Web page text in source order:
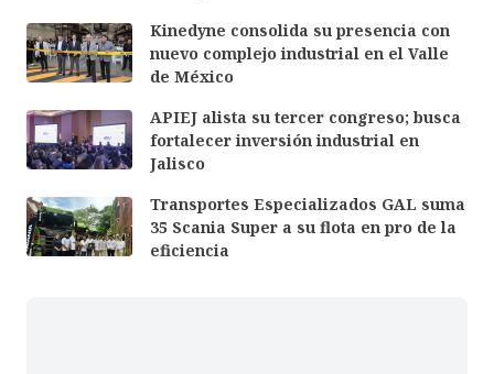
Kinedyne consolida su presencia con
nuevo complejo industrial en el Valle
de México
APIEJ alista su tercer congreso; busca
fortalecer inversión industrial en
Jalisco
Transportes Especializados GAL suma
35 Scania Super a su flota en pro de la
eficiencia